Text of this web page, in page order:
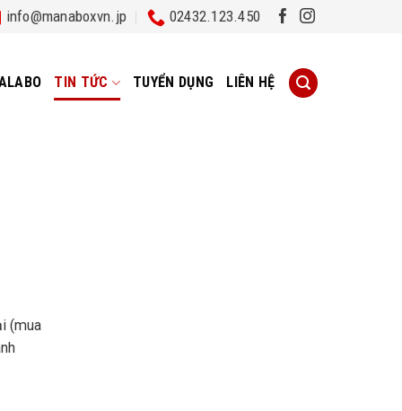
info@manaboxvn.jp 02432.123.450
TIN TỨC TUYỂN DỤNG LIÊN HỆ
(mua